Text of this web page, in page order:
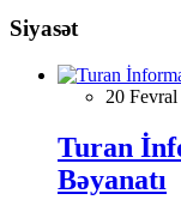
Siyasət
20
Turan
Bəyanatı